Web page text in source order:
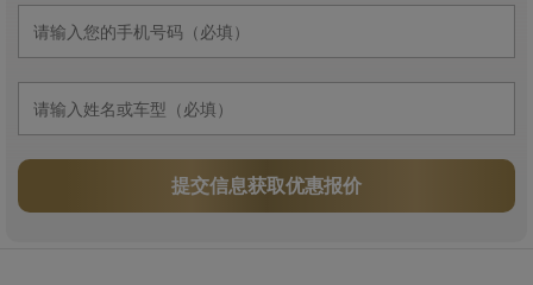
提交信息获取优惠报价